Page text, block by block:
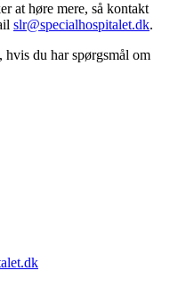
at høre mere, så kontakt
slr@specialhospitalet.dk.
du har spørgsmål om